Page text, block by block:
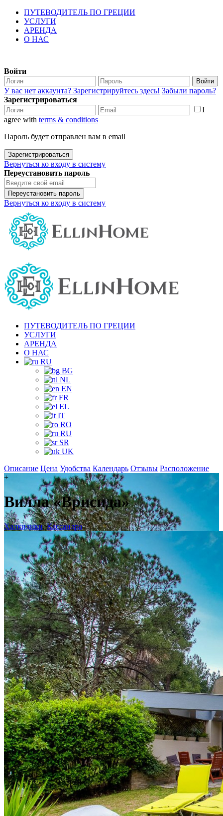
ПУТЕВОДИТЕЛЬ ПО ГРЕЦИИ
УСЛУГИ
АРЕНДА
О НАС
Войти
Войти
У вас нет аккаунта? Зарегистрируйтесь здесь! Забыли пароль?
Зарегистрироваться
I
agree with terms & conditions
Пароль будет отправлен вам в email
Зарегистрироваться
Вернуться ко входу в систему
Переустановить пароль
Переустановить пароль
Вернуться ко входу в систему
ПУТЕВОДИТЕЛЬ ПО ГРЕЦИИ
УСЛУГИ
АРЕНДА
О НАС
RU
BG
NL
EN
FR
EL
IT
RO
RU
SR
UK
Описание Цена Удобства Календарь Отзывы Расположение
+
Вилла «Врисида»
Халкидики,Кассандра